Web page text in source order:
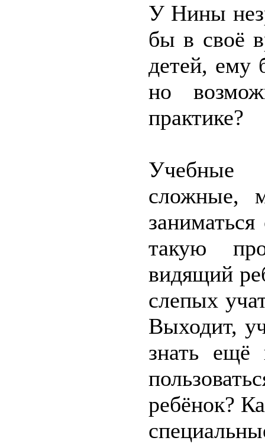
У Нины
бы в своё
детей, ему
но
практике?
Учебные
сложные,
такую
видящий
слепых
Выходит,
знать
ребёнок?